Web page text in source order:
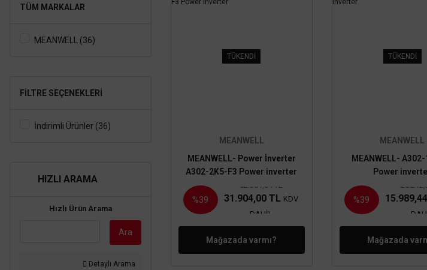
TÜM MARKALAR
MEANWELL (36)
FILTRE SEÇENEKLERI
İndirimli Ürünler (36)
HIZLI ARAMA
Hızlı Ürün Arama
Ara
Detaylı Arama
TÜKENDİ
MEANWELL
MEANWELL- Power İnverter
A302-2K5-F3 Power inverter
%39
52.301,64 TL
31.904,00 TL KDV
DAHİL
Mağazada varmı?
TÜKENDİ
MEANWELL
MEANWELL-
Power
%39
Mağazada